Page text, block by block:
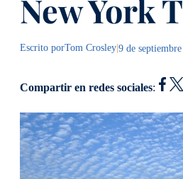
New York
Escrito porTom Crosley|9 de
Compartir en redes sociales: